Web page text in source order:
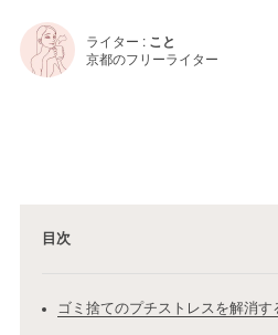
ライター : こと
京都のフリーライター
目次
ゴミ捨てのプチストレスを解消す